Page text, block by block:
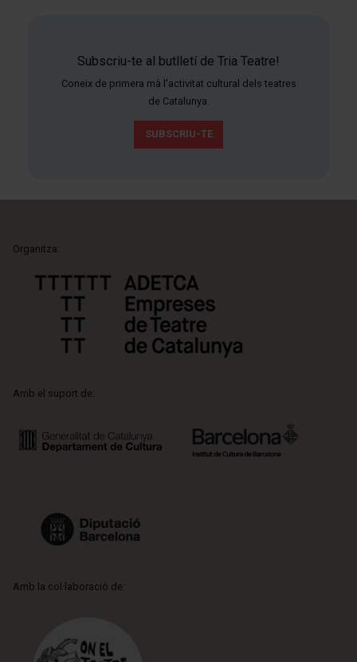
Subscriu-te al butlletí de Tria Teatre!
Coneix de primera mà l'activitat cultural dels teatres
de Catalunya.
SUBSCRIU-TE
Organitza:
Amb el suport de:
Amb la col·laboració de: